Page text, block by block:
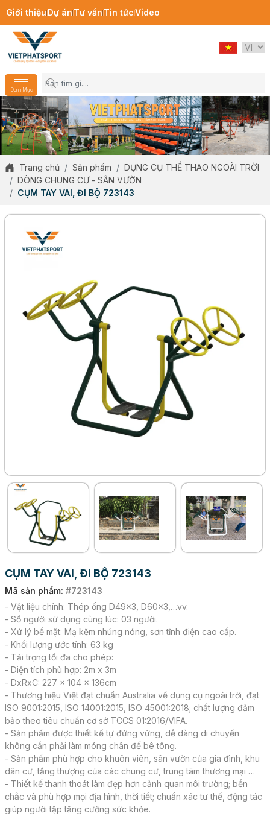
Giới thiệu Dự án Tư vấn Tin tứcVideo
Danh Mục
Trang chủ Sản phẩm
DỤNG CỤ THỂ THAO NGOÀI TRỜI
DÒNG CHUNG CƯ - SÂN VƯỜN
CỤM TAY VAI, ĐI BỘ 723143
CỤM TAY VAI, ĐI BỘ 723143
Mã sản phẩm: #723143
- Vật liệu chính: Thép ống D49x3, D60x3,…vv.
- Số người sử dụng cùng lúc: 03 người.
- Xử lý bề mặt: Mạ kẽm nhúng nóng, sơn tĩnh điện cao cấp.
- Khối lượng ước tính: 63 kg
- Tải trọng tối đa cho phép:
- Diện tích phù hợp: 2m x 3m
- DxRxC: 227 x 104 x 136cm
- Thương hiệu Việt đạt chuẩn Australia về dụng cụ ngoài trời, đạt
ISO 9001:2015, ISO 14001:2015, ISO 45001:2018; chất lượng đảm
bảo theo tiêu chuẩn cơ sở TCCS 01:2016/VIFA.
- Sản phẩm được thiết kế tự đứng vững, dễ dàng di chuyển
không cần phải làm móng chân đế bê tông.
- Sản phẩm phù hợp cho khuôn viên, sân vườn của gia đình, khu
dân cư, tầng thượng của các chung cư, trung tâm thương mại …
- Thiết kế thanh thoát làm đẹp hơn cảnh quan môi trường; bền
chắc và phù hợp mọi địa hình, thời tiết; chuẩn xác tư thế, động tác
giúp người tập tăng cường sức khỏe.